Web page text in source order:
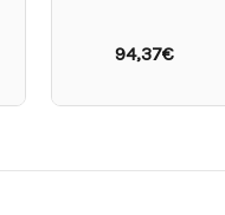
94,37€